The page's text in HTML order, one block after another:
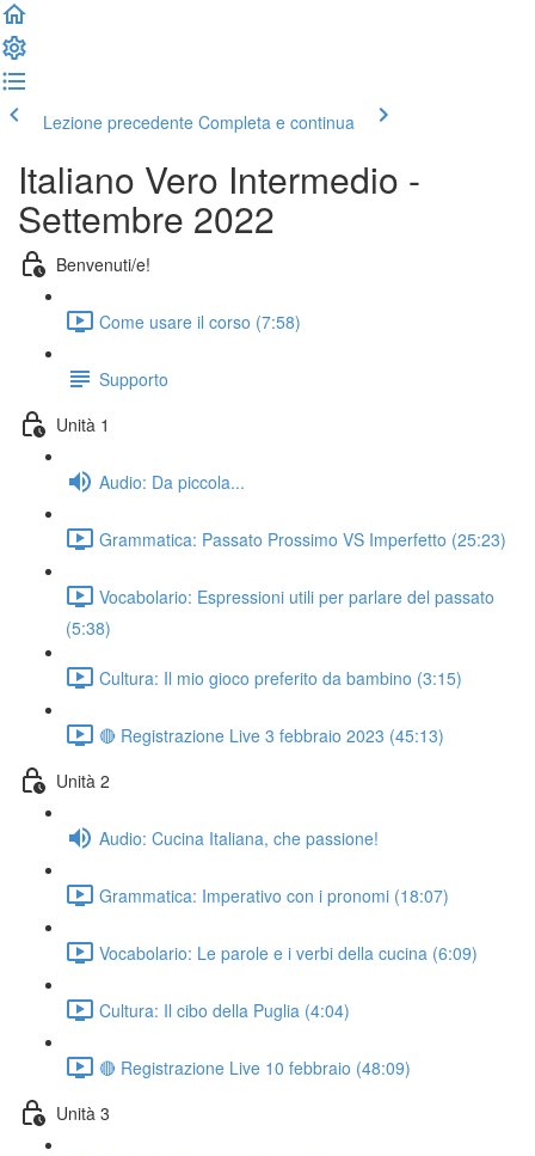
Lezione precedente Completa e continua
Italiano Vero Intermedio -
Settembre 2022
Benvenuti/e!
Come usare il corso (7:58)
Supporto
Unità 1
Audio: Da piccola...
Grammatica: Passato Prossimo VS Imperfetto (25:23)
Vocabolario: Espressioni utili per parlare del passato
(5:38)
Cultura: Il mio gioco preferito da bambino (3:15)
🔴 Registrazione Live 3 febbraio 2023 (45:13)
Unità 2
Audio: Cucina Italiana, che passione!
Grammatica: Imperativo con i pronomi (18:07)
Vocabolario: Le parole e i verbi della cucina (6:09)
Cultura: Il cibo della Puglia (4:04)
🔴 Registrazione Live 10 febbraio (48:09)
Unità 3